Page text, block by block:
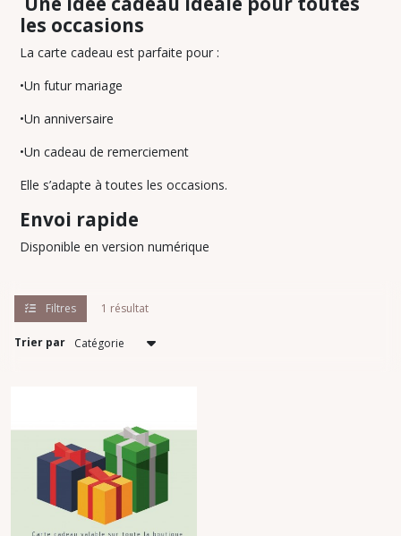
les occasions
La carte cadeau est parfaite pour :
•Un futur mariage
•Un anniversaire
•Un cadeau de remerciement
Elle s’adapte à toutes les occasions.
Envoi rapide
Disponible en version numérique
Filtres 1 résultat
Trier par